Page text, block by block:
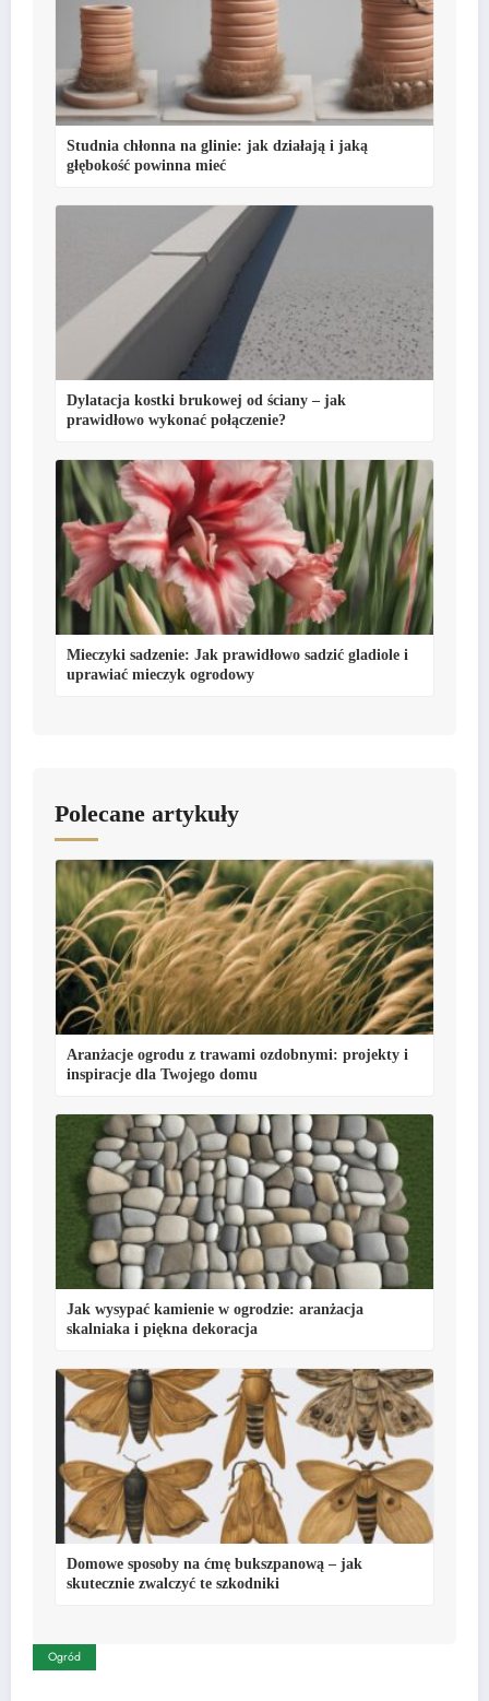
Studnia chłonna na glinie: jak działają i jaką
głębokość powinna mieć
Dylatacja kostki brukowej od ściany – jak
prawidłowo wykonać połączenie?
Mieczyki sadzenie: Jak prawidłowo sadzić gladiole i
uprawiać mieczyk ogrodowy
Polecane artykuły
Aranżacje ogrodu z trawami ozdobnymi: projekty i
inspiracje dla Twojego domu
Jak wysypać kamienie w ogrodzie: aranżacja
skalniaka i piękna dekoracja
Domowe sposoby na ćmę bukszpanową – jak
skutecznie zwalczyć te szkodniki
Ogród